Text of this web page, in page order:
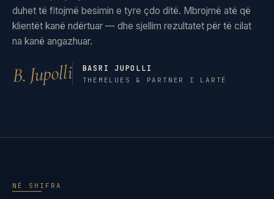
duhet të fitojmë besimin e tyre çdo ditë. Mbrojmë atë që
klientët kanë ndërtuar — dhe sjellim rezultatet për të cilat
na kanë angazhuar.
B. Jupolli BASRI JUPOLLI
THEMELUES & PARTNER I LARTË
NË SHIFRA